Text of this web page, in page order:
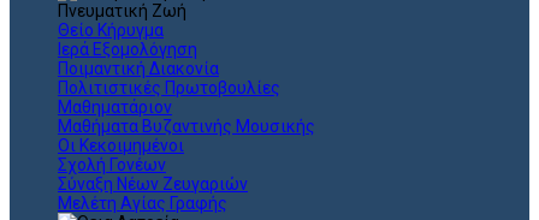
Πνευματική Ζωή
Θείο Κήρυγμα
Ιερά Εξομολόγηση
Ποιμαντική Διακονία
Πολιτιστικές Πρωτοβουλίες
Μαθηματάριον
Μαθήματα Βυζαντινής Μουσικής
Οι Κεκοιμημένοι
Σχολή Γονέων
Σύναξη Νέων Ζευγαριών
Μελέτη Αγίας Γραφής